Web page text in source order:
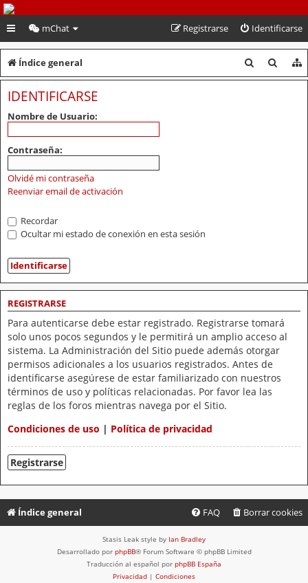
PeruVoley.com
mChat Identificarse
Registrarse
Índice general
u
u
IDENTIFICARSE
Nombre de Usuario:
Contraseña:
Olvidé mi contraseña
Reenviar email de activación
Recordar
Ocultar mi estado de conexión en esta sesión
REGISTRARSE
Para autenticarse debe estar registrado. Registrarse tomará
solo unos pocos segundos y le permitirá un amplio acceso al
sistema. La Administración del Sitio puede además otorgar
permisos adicionales a los usuarios registrados. Antes de
identificarse asegúrese de estar familiarizado con nuestros
términos de uso y políticas relacionadas. Por favor lea las
reglas de los foros mientras navega por el Sitio.
Condiciones de uso | Política de privacidad
Registrarse
Índice general Borrar cookies
FAQ
Stasis Leak style by Ian Bradley
Desarrollado por phpBB® Forum Software © phpBB Limited
Traducción al español por phpBB España
Privacidad | Condiciones